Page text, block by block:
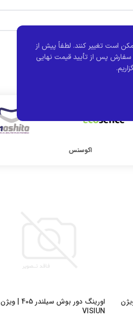
است تغییر کنند. لطفاً پیش از
سفارش پس از تأیید قیمت نهایی
اکوسنس
سیلندر 206 | ویژن
اورینگ دور بوش سیلندر 405 | ویژن
VISIUN